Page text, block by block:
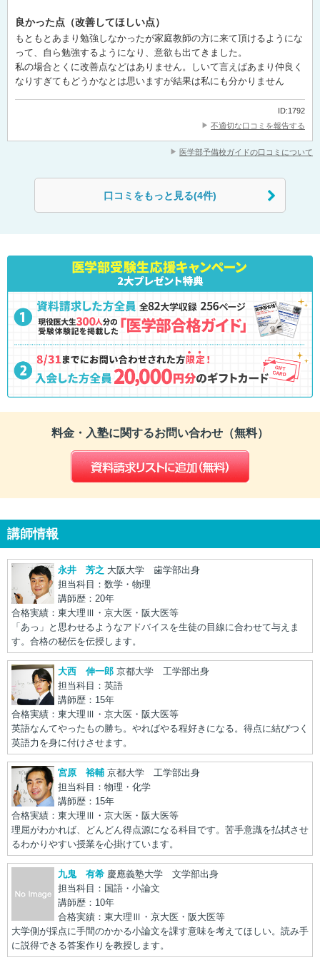
良かった点（改善してほしい点）
もともとあまり勉強しなかったが家庭教師の方に来て頂けるようにな
って、自ら勉強するようになり、意欲も出てきました。
私の場合とくに改善点などはありません。しいて言えばあまり仲良く
なりすぎてもどうかなとは思いますが結果は私にも分かりません
ID:1792
不適切な口コミを報告する
医学部予備校ガイドの口コミについて
口コミをもっと見る(4件)
料金・入塾に関するお問い合わせ（無料）
講師情報
永井 芳之 大阪大学 歯学部出身
担当科目：数学・物理
講師歴：20年
合格実績：東大理Ⅲ・京大医・阪大医等
「あっ」と思わせるようなアドバイスを生徒の目線に合わせて与えま
す。合格の秘伝を伝授します。
大西 伸一郎 京都大学 工学部出身
担当科目：英語
講師歴：15年
合格実績：東大理Ⅲ・京大医・阪大医等
英語なんてやったもの勝ち。やればやる程好きになる。得点に結びつく
英語力を身に付けさせます。
宮原 裕輔 京都大学 工学部出身
担当科目：物理・化学
講師歴：15年
合格実績：東大理Ⅲ・京大医・阪大医等
理屈がわかれば、どんどん得点源になる科目です。苦手意識を払拭させ
るわかりやすい授業を心掛けています。
九鬼 有希 慶應義塾大学 文学部出身
担当科目：国語・小論文
講師歴：10年
合格実績：東大理Ⅲ・京大医・阪大医等
大学側が採点に手間のかかる小論文を課す意味を考えてほしい。読み手
に説得できる答案作りを教授します。